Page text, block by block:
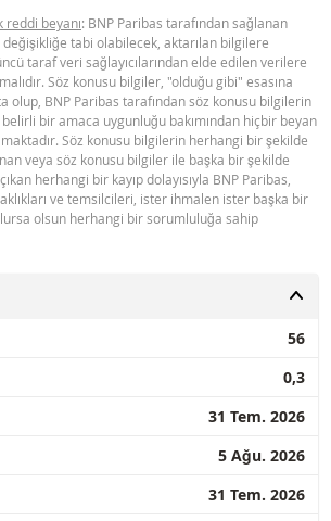
reddi beyanı: BNP Paribas tarafından sağlanan
tabi olabilecek, aktarılan bilgilere
taraf veri sağlayıcılarından elde edilen verilere
Söz konusu bilgiler, "olduğu gibi" esasına
olup, BNP Paribas tarafından söz konusu bilgilerin
bir amaca uygunluğu bakımından hiçbir beyan
Söz konusu bilgilerin herhangi bir şekilde
veya söz konusu bilgiler ile başka bir şekilde
herhangi bir kayıp dolayısıyla BNP Paribas,
ve temsilcileri, ister ihmalen ister başka bir
olsun herhangi bir sorumluluğa sahip
56
0,3
31 Tem. 2026
5 Ağu. 2026
31 Tem. 2026